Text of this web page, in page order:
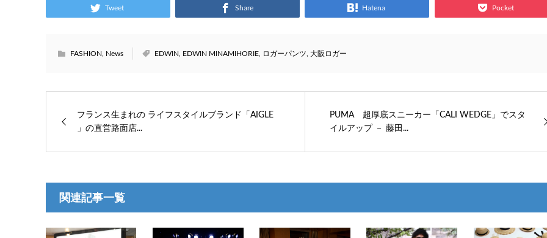
Tweet Share Hatena Pocket
FASHION, News EDWIN, EDWIN MINAMIHORIE, ロガーパンツ, 大阪ロガー
フランス生まれの ライフスタイルブランド「AIGLE
」の直営路面店...
PUMA 超厚底スニーカー「CALI WEDGE」でスタ
イルアップ － 藤田...
関連記事一覧